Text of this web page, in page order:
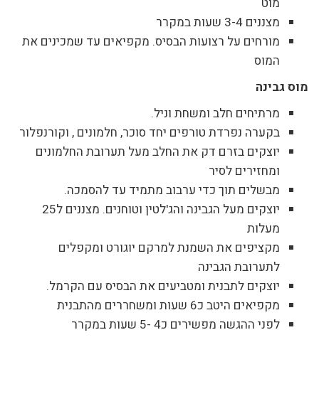
מצננים 3-4 שעות במקרר
מורחים על רצועות הבסיס. מקפיאים עד שמכינים את
המוס
מוס גבינה
מרתיחים חלב ומשחת וניל.
בקערה נפרדת טורפים יחד סוכר, חלמונים , וקורנפלור
יוצקים בזרם דק את החלב מעל תערובת החלמונים
ומחזירים לסיר
מבשלים תוך כדי ערבוב מתמיד עד להסמכה.
יוצקים מעל הגבינה והג'לטין וטוחנים. מצננים ל25
מעלות
מקציפים את השמנת למרקם יוגורט ומקפלים
לתערובת הגבינה
יוצקים לתבנית ומטביעים את הבסיס עם הקרמל.
מקפיאים היטב כ6 שעות ומשחררים מהתבנית
לפני ההגשה מפשירים כ4 -5 שעות במקרר